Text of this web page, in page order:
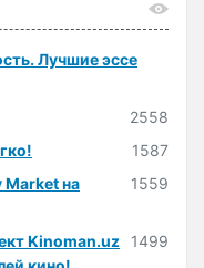
Лучшие эссе
2558
1587
Market на
1559
Kinoman.uz
1499